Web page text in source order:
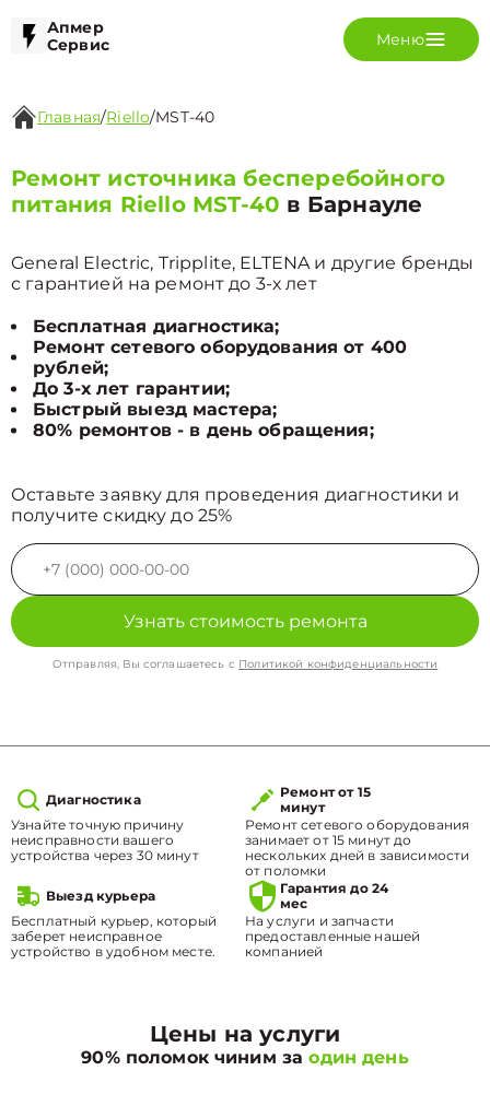
Апмер
Сервис
Меню
Главная/Riello/MST-40
Ремонт источника бесперебойного
питания Riello MST-40 в Барнауле
General Electric, Tripplite, ELTENA и другие бренды
с гарантией на ремонт до 3-х лет
Бесплатная диагностика;
Ремонт сетевого оборудования от 400
рублей;
До 3-х лет гарантии;
Быстрый выезд мастера;
80% ремонтов - в день обращения;
Оставьте заявку для проведения диагностики и
получите скидку до 25%
Узнать стоимость ремонта
Отправляя, Вы соглашаетесь с Политикой конфиденциальности
Диагностика
Узнайте точную причину
неисправности вашего
устройства через 30 минут
Ремонт от 15
минут
Ремонт сетевого оборудования
занимает от 15 минут до
нескольких дней в зависимости
от поломки
Выезд курьера
Бесплатный курьер, который
заберет неисправное
устройство в удобном месте.
Гарантия до 24
мес
На услуги и запчасти
предоставленные нашей
компанией
Цены на услуги
90% поломок чиним заодин день